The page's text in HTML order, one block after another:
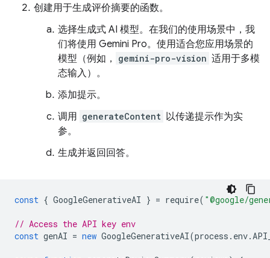
创建用于生成评价摘要的函数。
选择生成式 AI 模型。在我们的使用场景中，我
们将使用 Gemini Pro。使用适合您应用场景的
模型（例如，
gemini-pro-vision 适用于多模
态输入）。
添加提示。
调用 generateContent 以传递提示作为实
参。
生成并返回回答。
const { GoogleGenerativeAI } = require( "@google/
// Access the API key env
const genAI = new GoogleGenerativeAI(process . env.